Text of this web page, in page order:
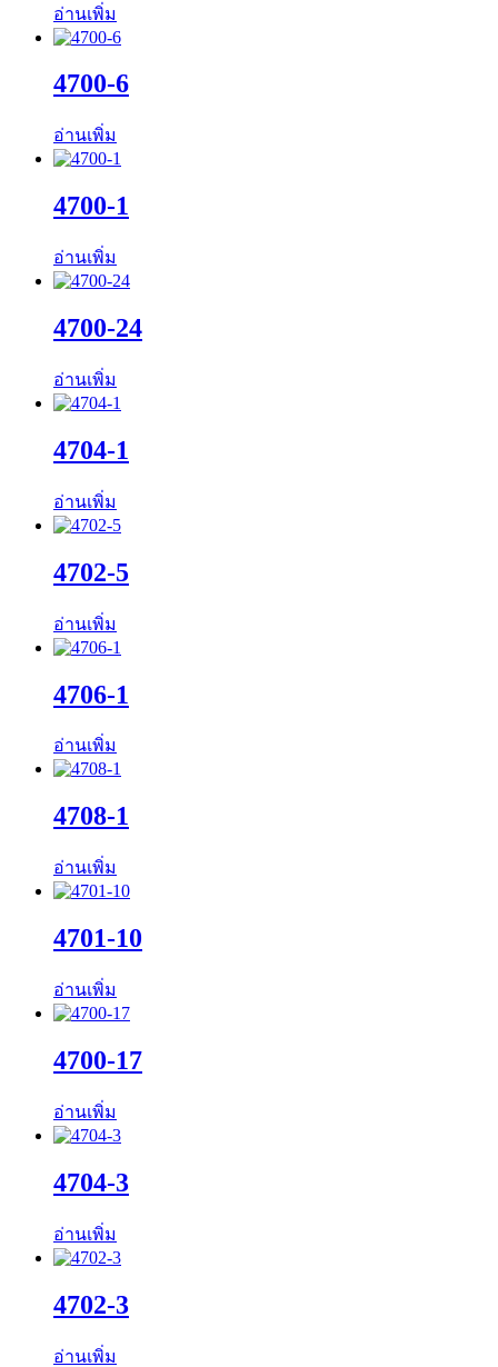
อ่านเพิ่ม
4700-6
อ่านเพิ่ม
4700-1
อ่านเพิ่ม
4700-24
อ่านเพิ่ม
4704-1
อ่านเพิ่ม
4702-5
อ่านเพิ่ม
4706-1
อ่านเพิ่ม
4708-1
อ่านเพิ่ม
4701-10
อ่านเพิ่ม
4700-17
อ่านเพิ่ม
4704-3
อ่านเพิ่ม
4702-3
อ่านเพิ่ม